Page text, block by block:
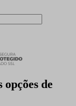
opções de